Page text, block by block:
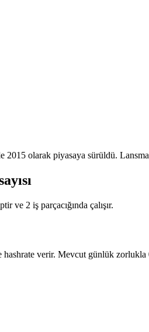
olarak piyasaya sürüldü.
ve 2 iş parçacığında çalışır.
verir. Mevcut günlük zorlukla